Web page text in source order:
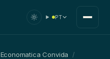
PT
Economatica Convida /